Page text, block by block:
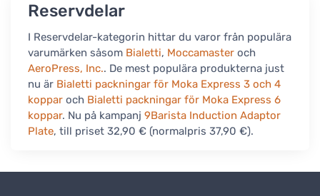
Reservdelar
I Reservdelar-kategorin hittar du varor från populära
varumärken såsom Bialetti, Moccamaster och
AeroPress, Inc.. De mest populära produkterna just
nu är Bialetti packningar för Moka Express 3 och 4
koppar och Bialetti packningar för Moka Express 6
koppar. Nu på kampanj 9Barista Induction Adaptor
Plate, till priset 32,90 € (normalpris 37,90 €).